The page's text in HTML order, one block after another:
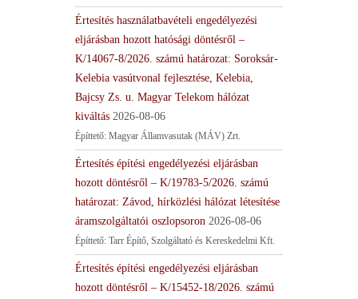
Értesítés használatbavételi engedélyezési
eljárásban hozott hatósági döntésről –
K/14067-8/2026. számú határozat: Soroksár-
Kelebia vasútvonal fejlesztése, Kelebia,
Bajcsy Zs. u. Magyar Telekom hálózat
kiváltás 2026-08-06
Építtető: Magyar Államvasutak (MÁV) Zrt.
Értesítés építési engedélyezési eljárásban
hozott döntésről – K/19783-5/2026. számú
határozat: Závod, hírközlési hálózat létesítése
áramszolgáltatói oszlopsoron 2026-08-06
Építtető: Tarr Építő, Szolgáltató és Kereskedelmi Kft.
Értesítés építési engedélyezési eljárásban
hozott döntésről – K/15452-18/2026. számú